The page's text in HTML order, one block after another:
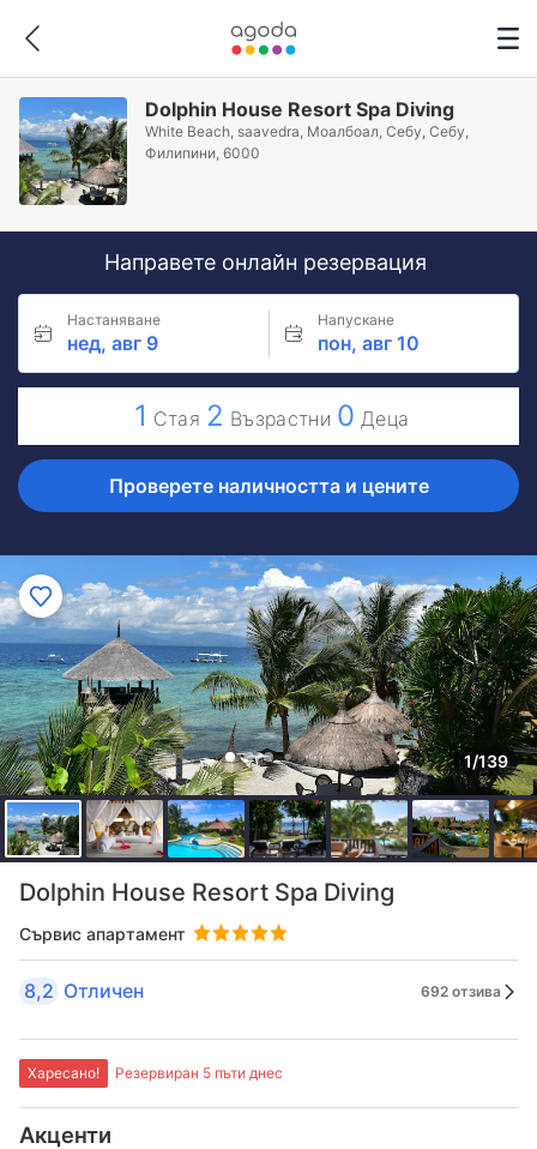
Dolphin House Resort Spa Diving
White Beach, saavedra, Моалбоал, Себу, Себу,
Филипини, 6000
Направете онлайн резервация
Настаняване
нед, авг 9
Напускане
пон, авг 10
1 Стая 2 Възрастни 0 Деца
Проверете наличността и цените
1/139
Dolphin House Resort Spa Diving
Сървис апартамент
8,2 Отличен 692 отзива
Харесано! Резервиран 5 пъти днес
Акценти